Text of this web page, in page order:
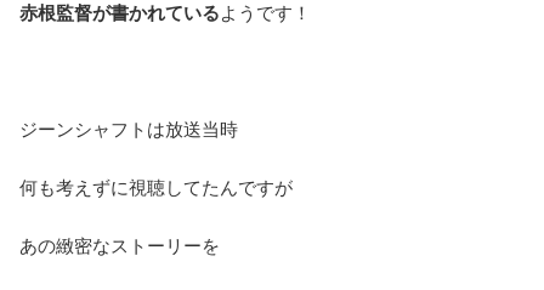
赤根監督が書かれているようです！
ジーンシャフトは放送当時
何も考えずに視聴してたんですが
あの緻密なストーリーを